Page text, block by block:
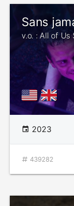
Sans
v.o. : All of Us
2023
439282